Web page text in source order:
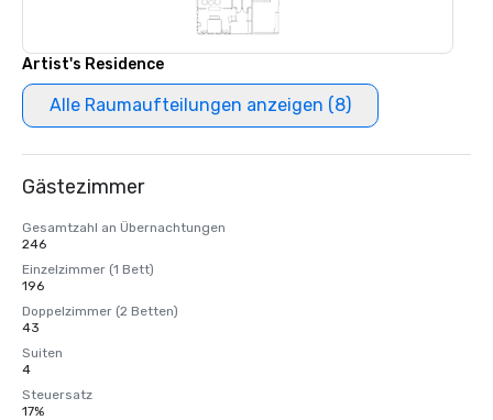
Artist's Residence
Alle Raumaufteilungen anzeigen (8)
Gästezimmer
Gesamtzahl an Übernachtungen
246
Einzelzimmer (1 Bett)
196
Doppelzimmer (2 Betten)
43
Suiten
4
Steuersatz
17%